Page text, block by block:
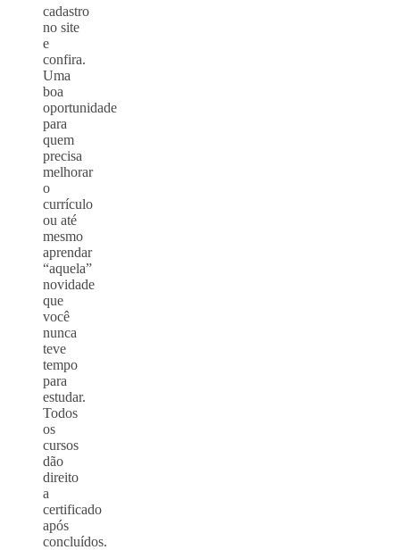
cadastro
no site
e
confira.
Uma
boa
oportunidade
para
quem
precisa
melhorar
o
currículo
ou até
mesmo
aprendar
“aquela”
novidade
que
você
nunca
teve
tempo
para
estudar.
Todos
os
cursos
dão
direito
a
certificado
após
concluídos.